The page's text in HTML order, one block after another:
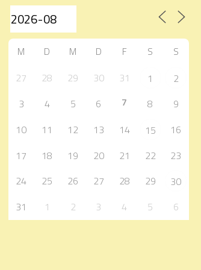
M D M D F S S
27 28 29 30 31 1
2
3
4 5 6 7 8
9
10
11 12 13 14 15
16
17
18 19 20 21 22
23
24
25 26 27 28 29
30
31
1 2 3 4 5 6